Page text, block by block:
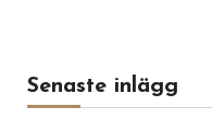
Senaste inlägg